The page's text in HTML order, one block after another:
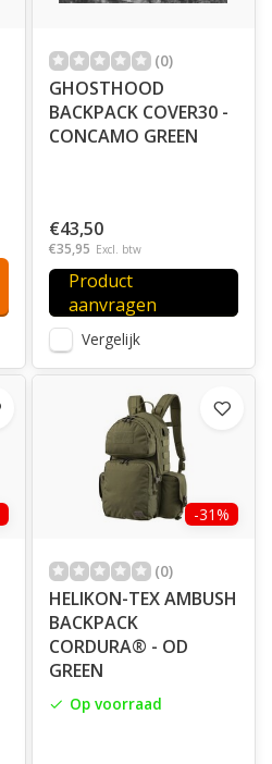
(0)
GHOSTHOOD
BACKPACK COVER30 -
CONCAMO GREEN
€43,50
€35,95 Excl. btw
Product
aanvragen
Vergelijk
-31%
(0)
HELIKON-TEX AMBUSH
BACKPACK
CORDURA® - OD
GREEN
Op voorraad